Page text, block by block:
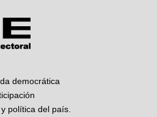
democrática
política del país.